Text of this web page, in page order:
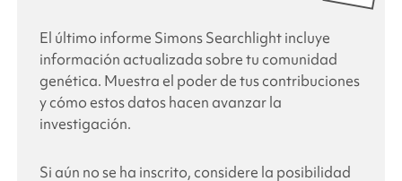
El último informe Simons Searchlightincluye
información actualizada sobre tu comunidad
genética. Muestra el poder de tus contribuciones
y cómo estos datos hacen avanzar la
investigación.
Si aún no se ha inscrito, considere la posibilidad